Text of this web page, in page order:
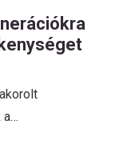
a…